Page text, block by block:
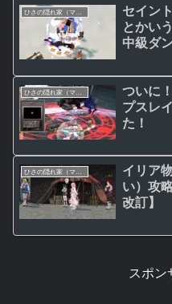
セイン
とかい
中級ダ
＆やっ
ついに
プスレ
た！
ひさの隠れ家（マビノギ日記）
イリア
い）攻
改訂】
スポン